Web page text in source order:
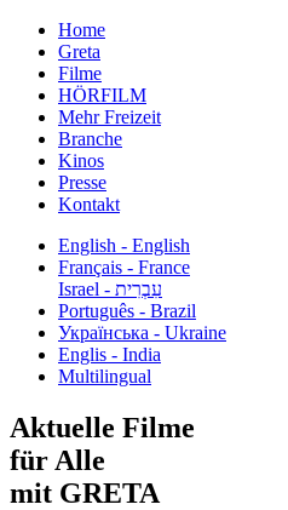
Home
Greta
Filme
HÖRFILM
Mehr Freizeit
Branche
Kinos
Presse
Kontakt
English - English
Français - France
עִבְרִית - Israel
Português - Brazil
Українська - Ukraine
Englis - India
Multilingual
Aktuelle Filme
für Alle
mit GRETA